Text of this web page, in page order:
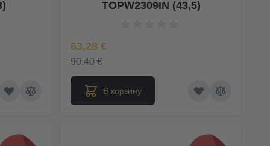
TOPW2309IN (43,5)
Special Price
63,28 €
90,40 €
В корзину